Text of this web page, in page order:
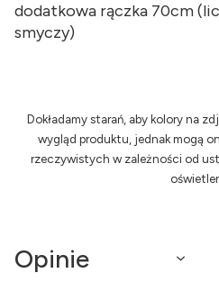
dodatkowa rączka 70cm
smyczy)
Dokładamy starań, aby kolory na
wygląd produktu, jednak mogą
rzeczywistych w zależności od
Opinie